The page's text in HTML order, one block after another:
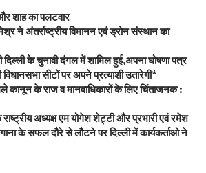
शाह का पलटवार
ने अंतर्राष्ट्रीय विमानन एवं ड्रोन संस्थान का
दिल्ली के चुनावी दंगल में शामिल हुई,अपना घोषणा पत्र
विधानसभा सीटों पर अपने प्रत्याशी उतारेगी*
कानून के राज व मानवाधिकारों के लिए चिंताजनक :
राष्ट्रीय अध्यक्ष एम योगेश शेट्टी और प्रभारी एवं रमेश
के सफल दौरे से लौटने पर दिल्ली में कार्यकर्ताओ ने